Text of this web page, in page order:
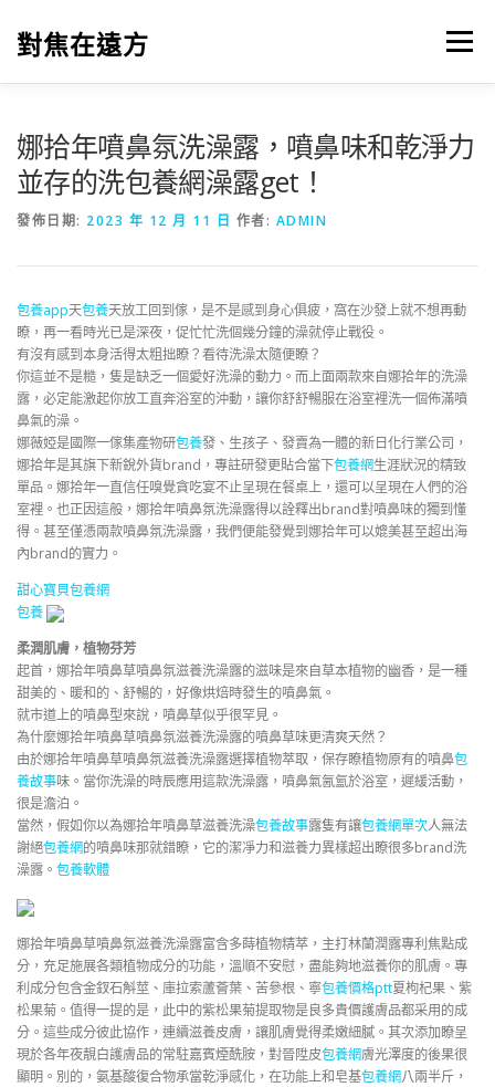
對焦在遠方 選單
娜拾年噴鼻氛洗澡露，噴鼻味和乾淨力
並存的洗包養網澡露get！
發佈日期: 2023 年 12 月 11 日 作者: ADMIN
包養app天包養天放工回到傢，是不是感到身心俱疲，窩在沙發上就不想再動
瞭，再一看時光已是深夜，促忙忙洗個幾分鐘的澡就停止戰役。
有沒有感到本身活得太粗拙瞭？看待洗澡太隨便瞭？
你這並不是糙，隻是缺乏一個愛好洗澡的動力。而上面兩款來自娜拾年的洗澡
露，必定能激起你放工直奔浴室的沖動，讓你舒舒暢服在浴室裡洗一個佈滿噴
鼻氣的澡。
娜薇婭是國際一傢集產物研包養發、生孩子、發賣為一體的新日化行業公司，
娜拾年是其旗下新銳外貨brand，專註研發更貼合當下包養網生涯狀況的精致
單品。娜拾年一直信任嗅覺貪吃宴不止呈現在餐桌上，還可以呈現在人們的浴
室裡。也正因這般，娜拾年噴鼻氛洗澡露得以詮釋出brand對噴鼻味的獨到懂
得。甚至僅憑兩款噴鼻氛洗澡露，我們便能發覺到娜拾年可以媲美甚至超出海
內brand的實力。
甜心寶貝包養網
包養
柔潤肌膚，植物芬芳
起首，娜拾年噴鼻草噴鼻氛滋養洗澡露的滋味是來自草本植物的幽香，是一種
甜美的、暖和的、舒暢的，好像烘焙時發生的噴鼻氣。
就市道上的噴鼻型來說，噴鼻草似乎很罕見。
為什麼娜拾年噴鼻草噴鼻氛滋養洗澡露的噴鼻草味更清爽天然？
由於娜拾年噴鼻草噴鼻氛滋養洗澡露選擇植物萃取，保存瞭植物原有的噴鼻包
養故事味。當你洗澡的時辰應用這款洗澡露，噴鼻氣氤氳於浴室，遲緩活動，
很是澹泊。
當然，假如你以為娜拾年噴鼻草滋養洗澡包養故事露隻有讓包養網單次人無法
謝絕包養網的噴鼻味那就錯瞭，它的潔凈力和滋養力異樣超出瞭很多brand洗
澡露。 包養軟體
娜拾年噴鼻草噴鼻氛滋養洗澡露富含多蒔植物精萃，主打林蘭潤露專利焦點成
分，充足施展各類植物成分的功能，溫順不安慰，盡能夠地滋養你的肌膚。專
利成分包含金釵石斛莖、庫拉索蘆薈葉、苦參根、寧包養價格ptt夏枸杞果、紫
松果菊。值得一提的是，此中的紫松果菊提取物是良多貴價護膚品都采用的成
分。這些成分彼此協作，連續滋養皮膚，讓肌膚覺得柔嫩細膩。其次添加瞭呈
現於各年夜靚白護膚品的常駐嘉賓煙酰胺，對晉陞皮包養網膚光澤度的後果很
顯明。別的，氨基酸復合物承當乾淨感化，在功能上和皂基包養網八兩半斤，